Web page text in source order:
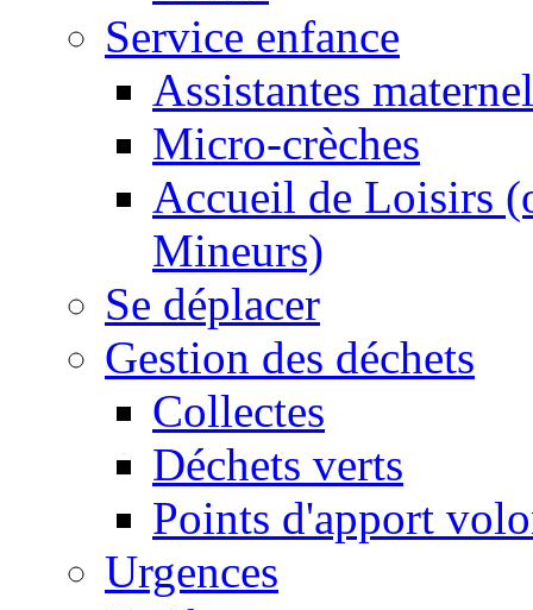
Service enfance
Assistantes
Micro-crèches
Accueil de Loisirs
Mineurs)
Se déplacer
Gestion des déchets
Collectes
Déchets verts
Points d'apport
Urgences